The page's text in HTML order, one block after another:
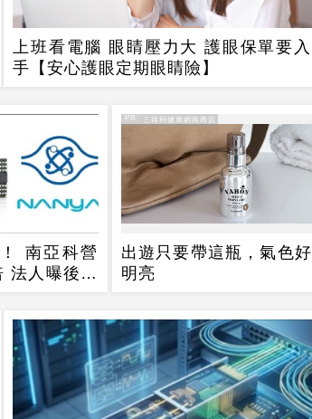
上班看電腦 眼睛壓力大 護眼保單要入
手【安心護眼定期眼睛險】
南亞科營
法人曝後市
PR
出遊只要帶這瓶，氣色好
明亮
PR・三得利健康網路商店